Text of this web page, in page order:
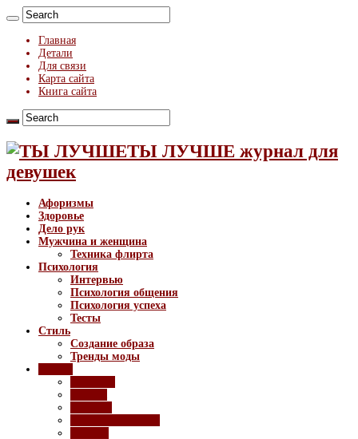
Главная
Детали
Для связи
Карта сайта
Книга сайта
ТЫ ЛУЧШЕ журнал для
девушек
Афоризмы
Здоровье
Дело рук
Мужчина и женщина
Техника флирта
Психология
Интервью
Психология общения
Психология успеха
Тесты
Стиль
Создание образа
Тренды моды